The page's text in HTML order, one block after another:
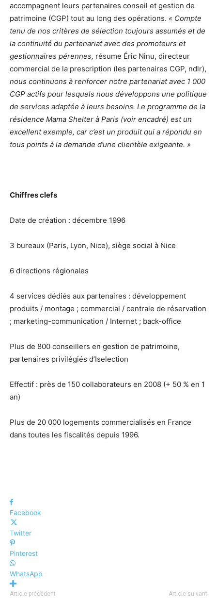
accompagnent leurs partenaires conseil et gestion de
patrimoine (CGP) tout au long des opérations. « Compte
tenu de nos critères de sélection toujours assumés et de
la continuité du partenariat avec des promoteurs et
gestionnaires pérennes, résume Éric Ninu, directeur
commercial de la prescription (les partenaires CGP, ndlr),
nous continuons à renforcer notre partenariat avec 1 000
CGP actifs pour lesquels nous développons une politique
de services adaptée à leurs besoins. Le programme de la
résidence Mama Shelter à Paris (voir encadré) est un
excellent exemple, car c’est un produit qui a répondu en
tous points à la demande d’une clientèle exigeante. »
Chiffres clefs
Date de création : décembre 1996
3 bureaux (Paris, Lyon, Nice), siège social à Nice
6 directions régionales
4 services dédiés aux partenaires : développement
produits / montage ; commercial / centrale de réservation
; marketing-communication / Internet ; back-office
Plus de 800 conseillers en gestion de patrimoine,
partenaires privilégiés d’Iselection
Effectif : près de 150 collaborateurs en 2008 (+ 50 % en 1
an)
Plus de 20 000 logements commercialisés en France
dans toutes les fiscalités depuis 1996.
Facebook
Twitter
Pinterest
WhatsApp
Article précédent Article suivant